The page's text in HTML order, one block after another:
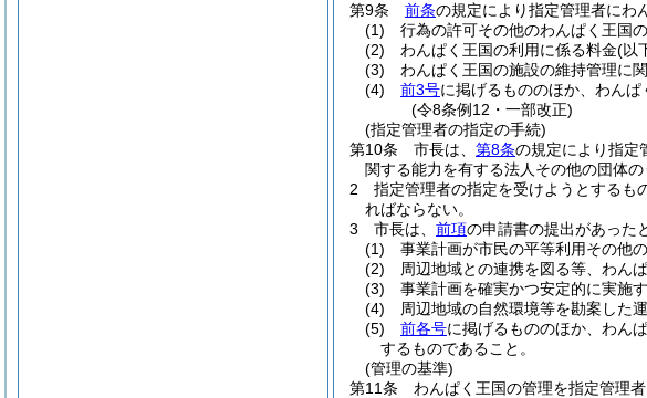
第9条
前条の規定により指定管理者にわ
(1)
行為の許可その他のわんぱく王国
(2)
わんぱく王国の利用に係る料金(以
(3)
わんぱく王国の施設の維持管理に
(4)
前3号に掲げるもののほか、わん
(令8条例12・一部改正)
(指定管理者の指定の手続)
第10条
市長は、 第8条の規定により指定
関する能力を有する法人その他の団体
2
指定管理者の指定を受けようとするも
ればならない。
3
市長は、 前項の申請書の提出があった
(1)
事業計画が市民の平等利用その他
(2)
周辺地域との連携を図る等、わん
(3)
事業計画を確実かつ安定的に実施
(4)
周辺地域の自然環境等を勘案した
(5)
前各号に掲げるもののほか、わん
するものであること。
(管理の基準)
第11条
わんぱく王国の管理を指定管理